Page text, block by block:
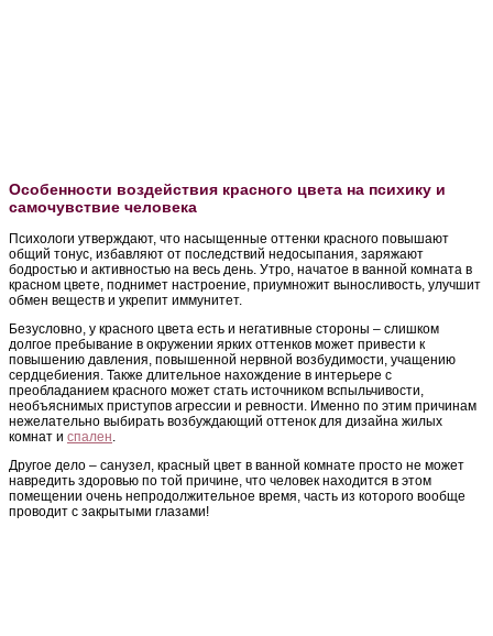
Особенности воздействия красного цвета на психику и
самочувствие человека
Психологи утверждают, что насыщенные оттенки красного повышают
общий тонус, избавляют от последствий недосыпания, заряжают
бодростью и активностью на весь день. Утро, начатое в ванной комната в
красном цвете, поднимет настроение, приумножит выносливость, улучшит
обмен веществ и укрепит иммунитет.
Безусловно, у красного цвета есть и негативные стороны – слишком
долгое пребывание в окружении ярких оттенков может привести к
повышению давления, повышенной нервной возбудимости, учащению
сердцебиения. Также длительное нахождение в интерьере с
преобладанием красного может стать источником вспыльчивости,
необъяснимых приступов агрессии и ревности. Именно по этим причинам
нежелательно выбирать возбуждающий оттенок для дизайна жилых
комнат и спален
Другое дело – санузел, красный цвет в ванной комнате просто не может
навредить здоровью по той причине, что человек находится в этом
помещении очень непродолжительное время, часть из которого вообще
проводит с закрытыми глазами!